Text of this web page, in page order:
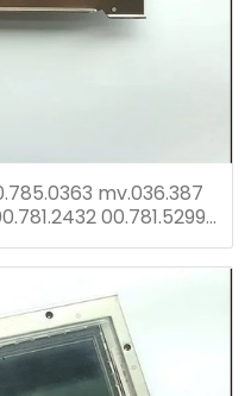
mv.036.387
00.781.5299
carte dnk2